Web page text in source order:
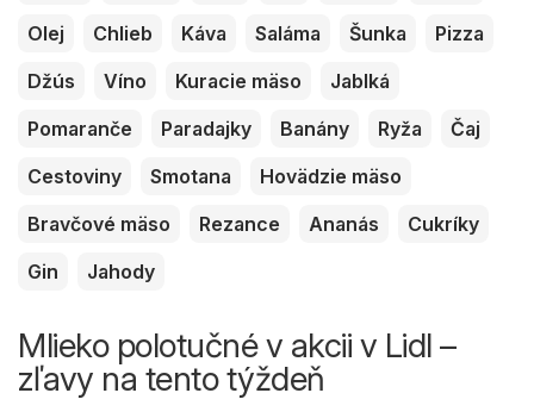
Olej
Chlieb Káva Saláma Šunka
Pizza
Džús
Víno Kuracie mäso
Jablká
Pomaranče
Paradajky Banány Ryža
Čaj
Cestoviny
Smotana
Hovädzie mäso
Bravčové mäso
Rezance Ananás
Cukríky
Gin
Jahody
Mlieko polotučné v akcii v Lidl –
zľavy na tento týždeň